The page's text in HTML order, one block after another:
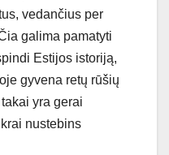
vedančius per
galima pamatyti
Estijos istoriją,
gyvena retų rūšių
yra gerai
nustebins